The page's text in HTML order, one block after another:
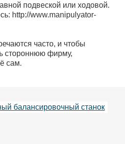
подвеской или ходовой.
http://www.manipulyator-
часто, и чтобы
стороннюю фирму,
сам.
балансировочный станок